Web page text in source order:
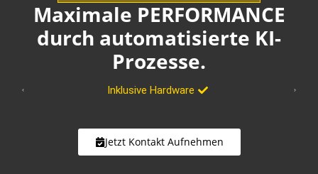
Maximale PERFORMANCE
durch automatisierte KI-
Prozesse.
Inklusive Hardware
Jetzt Kontakt Aufnehmen